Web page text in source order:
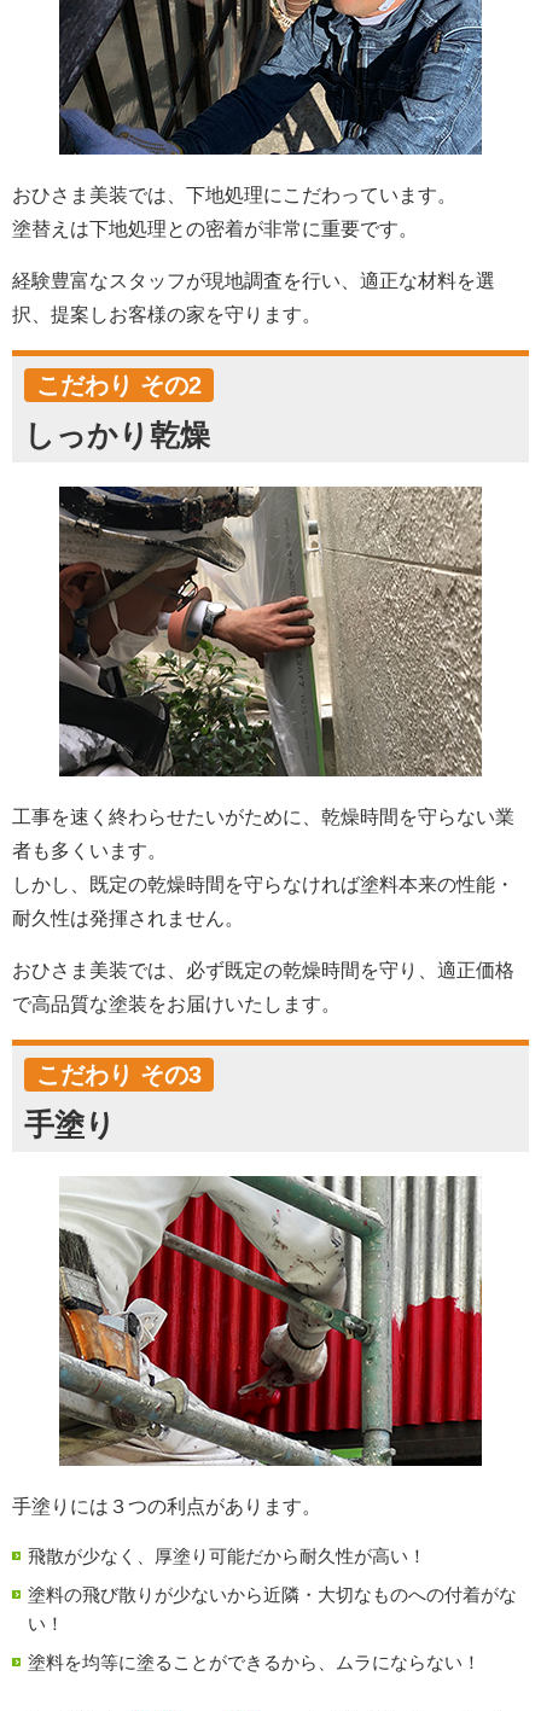
おひさま美装では、下地処理にこだわっています。
塗替えは下地処理との密着が非常に重要です。
経験豊富なスタッフが現地調査を行い、適正な材料を選
択、提案しお客様の家を守ります。
こだわり その2
しっかり乾燥
工事を速く終わらせたいがために、乾燥時間を守らない業
者も多くいます。
しかし、既定の乾燥時間を守らなければ塗料本来の性能・
耐久性は発揮されません。
おひさま美装では、必ず既定の乾燥時間を守り、適正価格
で高品質な塗装をお届けいたします。
こだわり その3
手塗り
手塗りには３つの利点があります。
飛散が少なく、厚塗り可能だから耐久性が高い！
塗料の飛び散りが少ないから近隣・大切なものへの付着がな
い！
塗料を均等に塗ることができるから、ムラにならない！